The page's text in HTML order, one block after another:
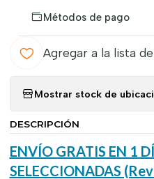
Métodos de pago
Agregar a la lista
Mostrar stock de
DESCRIPCIÓN
ENVÍO GRATIS EN 1
SELECCIONADAS